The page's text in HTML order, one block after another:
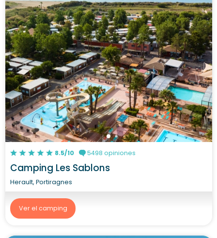
8.5/10 5498 opiniones
Camping Les Sablons
Herault, Portiragnes
Ver el camping